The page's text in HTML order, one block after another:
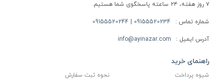
۷ روز هفته، ۲۴ ساعته پاسخگوی شما هستیم.
شماره تماس : 09155520234 | 09155520244
آدرس ایمیل : info@ayinazar.com
راهنمای خرید
شیوه پرداخت
نحوه ثبت سفارش